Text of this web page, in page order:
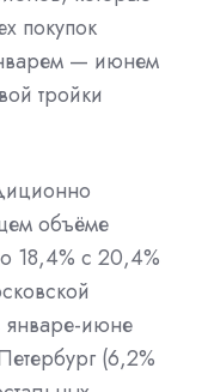
покупок
— июнем
тройки
объёме
18,4% с 20,4%
январе-июне
(6,2%